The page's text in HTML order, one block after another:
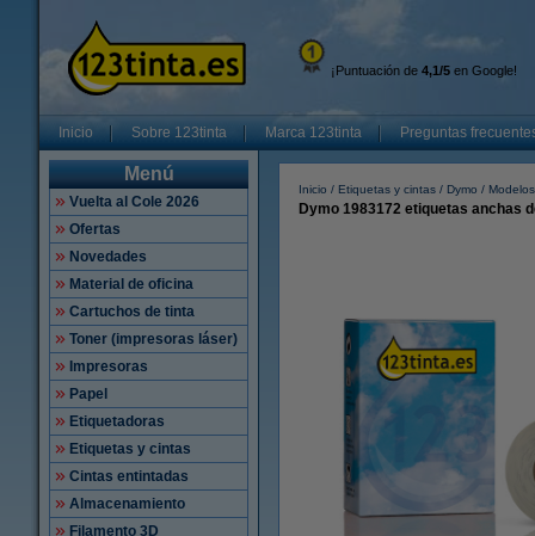
¡Puntuación de 4,1/5 en Google!
Inicio Sobre 123tinta Marca 123tinta Preguntas
Menú
Vuelta al Cole 2026
Ofertas
Novedades
Material de oficina
Cartuchos de tinta
Toner (impresoras láser)
Impresoras
Papel
Etiquetadoras
Etiquetas y cintas
Cintas entintadas
Almacenamiento
Filamento 3D
Inicio Etiquetas y cintas Dymo
Dymo 1983172 etiquetas anchas